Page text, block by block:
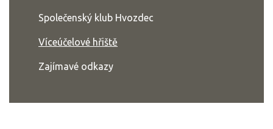
Společenský klub Hvozdec
Víceúčelové hřiště
Zajímavé odkazy